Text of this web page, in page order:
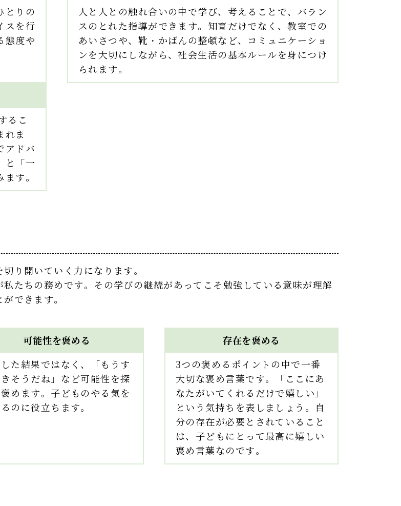
とりの
スを行
態度や
人と人との触れ合いの中で学び、考えることで、バラン
スのとれた指導ができます。知育だけでなく、教室での
あいさつや、靴・かばんの整頓など、コミュニケーショ
ンを大切にしながら、社会生活の基本ルールを身につけ
られます。
るこ
れま
アドバ
と「一
す。
り開いていく力になります。
たちの務めです。その学びの継続があってこそ勉強している意味が理解
できます。
可能性を褒める
た結果ではなく、「もうす
きそうだね」など可能性を探
褒めます。子どものやる気を
のに役立ちます。
存在を褒める
3つの褒めるポイントの中で一番
大切な褒め言葉です。「ここにあ
なたがいてくれるだけで嬉しい」
という気持ちを表しましょう。自
分の存在が必要とされていること
は、子どもにとって最高に嬉しい
褒め言葉なのです。